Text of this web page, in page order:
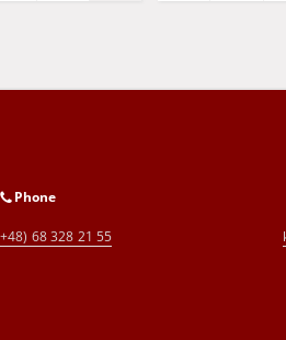
Phone
68 328 21 55